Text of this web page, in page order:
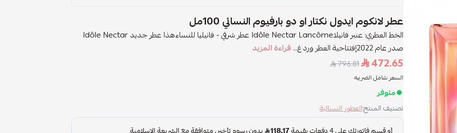
عطر لانكوم ايدول نكتار او دو بارفيوم النسائي 100مل
الخط العطري: عنبر فانيلاIdôle Nectar Lancôme عطر شرقي - فانيليا للنساءهذا عطر جديد Idôle Nectar
صدر عام 2022إفتتاحية العطر ورد غ...
قراءة المزيد
472.65
796.81
السعر شامل الضريبه
متوفر
تصنيف المنتج:العطور النسائية